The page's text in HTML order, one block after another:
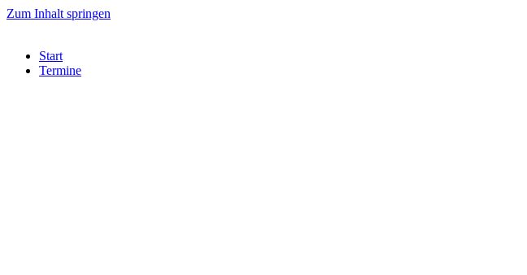
Zum Inhalt springen
Start
Termine